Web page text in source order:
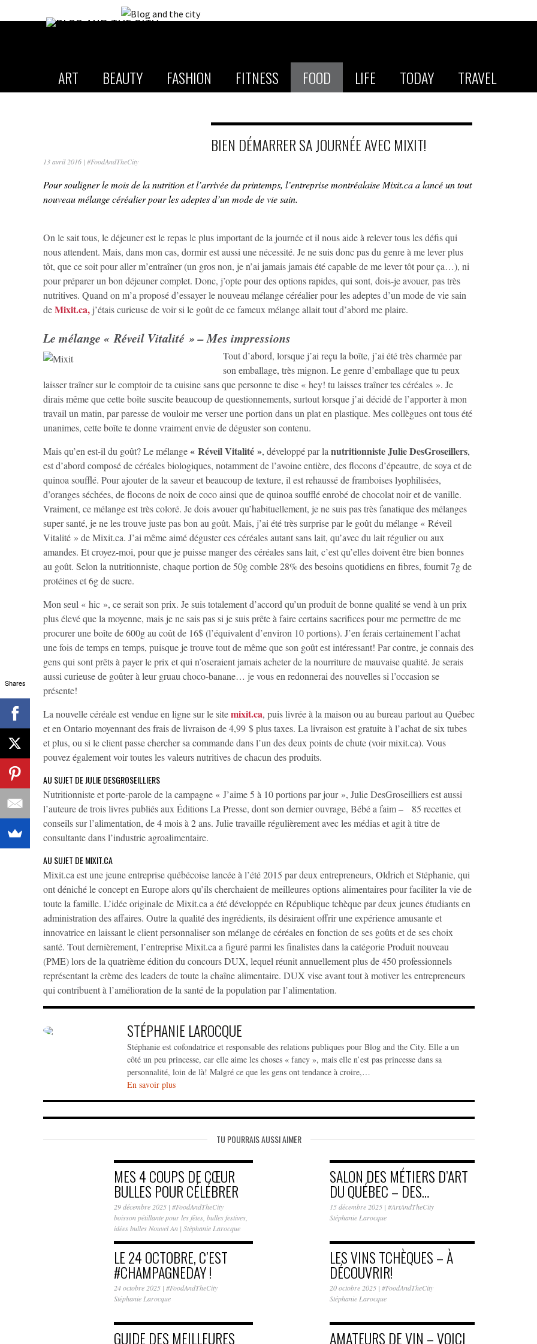
ART BEAUTY FASHION FITNESS FOOD LIFE TODAY TRAVEL
BIEN DÉMARRER SA JOURNÉE AVEC MIXIT!
13 avril 2016 | #FoodAndTheCity
Pour souligner le mois de la nutrition et l’arrivée du printemps, l’entreprise montréalaise Mixit.ca a lancé un tout
nouveau mélange céréalier pour les adeptes d’un mode de vie sain.
On le sait tous, le déjeuner est le repas le plus important de la journée et il nous aide à relever tous les défis qui
nous attendent. Mais, dans mon cas, dormir est aussi une nécessité. Je ne suis donc pas du genre à me lever plus
tôt, que ce soit pour aller m’entraîner (un gros non, je n’ai jamais jamais été capable de me lever tôt pour ça…), ni
pour préparer un bon déjeuner complet. Donc, j’opte pour des options rapides, qui sont, dois-je avouer, pas très
nutritives. Quand on m’a proposé d’essayer le nouveau mélange céréalier pour les adeptes d’un mode de vie sain
deMixit.ca, j’étais curieuse de voir si le goût de ce fameux mélange allait tout d’abord me plaire.
Le mélange « Réveil Vitalité » – Mes impressions
Tout d’abord, lorsque j’ai reçu la boîte, j’ai été très charmée par
son emballage, très mignon. Le genre d’emballage que tu peux
laisser traîner sur le comptoir de ta cuisine sans que personne te dise « hey! tu laisses traîner tes céréales ». Je
dirais même que cette boîte suscite beaucoup de questionnements, surtout lorsque j’ai décidé de l’apporter à mon
travail un matin, par paresse de vouloir me verser une portion dans un plat en plastique. Mes collègues ont tous été
unanimes, cette boîte te donne vraiment envie de déguster son contenu.
Mais qu’en est-il du goût? Le mélange« Réveil Vitalité », développé par la nutritionniste Julie DesGroseillers,
est d’abord composé de céréales biologiques, notamment de l’avoine entière, des flocons d’épeautre, de soya et de
quinoa soufflé. Pour ajouter de la saveur et beaucoup de texture, il est rehaussé de framboises lyophilisées,
d’oranges séchées, de flocons de noix de coco ainsi que de quinoa soufflé enrobé de chocolat noir et de vanille.
Vraiment, ce mélange est très coloré. Je dois avouer qu’habituellement, je ne suis pas très fanatique des mélanges
super santé, je ne les trouve juste pas bon au goût. Mais, j’ai été très surprise par le goût du mélange « Réveil
Vitalité » de Mixit.ca. J’ai même aimé déguster ces céréales autant sans lait, qu’avec du lait régulier ou aux
amandes. Et croyez-moi, pour que je puisse manger des céréales sans lait, c’est qu’elles doivent être bien bonnes
au goût. Selon la nutritionniste, chaque portion de 50g comble 28% des besoins quotidiens en fibres, fournit 7g de
protéines et 6g de sucre.
Mon seul « hic », ce serait son prix. Je suis totalement d’accord qu’un produit de bonne qualité se vend à un prix
plus élevé que la moyenne, mais je ne sais pas si je suis prête à faire certains sacrifices pour me permettre de me
procurer une boîte de 600g au coût de 16$ (l’équivalent d’environ 10 portions). J’en ferais certainement l’achat
une fois de temps en temps, puisque je trouve tout de même que son goût est intéressant! Par contre, je connais des
gens qui sont prêts à payer le prix et qui n’oseraient jamais acheter de la nourriture de mauvaise qualité. Je serais
aussi curieuse de goûter à leur gruau choco-banane… je vous en redonnerai des nouvelles si l’occasion se
présente!
La nouvelle céréale est vendue en ligne sur le sitemixit.ca, puis livrée à la maison ou au bureau partout au Québec
et en Ontario moyennant des frais de livraison de 4,99 $ plus taxes. La livraison est gratuite à l’achat de six tubes
et plus, ou si le client passe chercher sa commande dans l’un des deux points de chute (voir mixit.ca). Vous
pouvez également voir toutes les valeurs nutritives de chacun des produits.
AU SUJET DE JULIE DESGROSEILLIERS
Nutritionniste et porte-parole de la campagne « J’aime 5 à 10 portions par jour », Julie DesGroseilliers est aussi
l’auteure de trois livres publiés aux Éditions La Presse, dont son dernier ouvrage, Bébé a faim – 85 recettes et
conseils sur l’alimentation, de 4 mois à 2 ans. Julie travaille régulièrement avec les médias et agit à titre de
consultante dans l’industrie agroalimentaire.
AU SUJET DE MIXIT.CA
Mixit.ca est une jeune entreprise québécoise lancée à l’été 2015 par deux entrepreneurs, Oldrich et Stéphanie, qui
ont déniché le concept en Europe alors qu’ils cherchaient de meilleures options alimentaires pour faciliter la vie de
toute la famille. L’idée originale de Mixit.ca a été développée en République tchèque par deux jeunes étudiants en
administration des affaires. Outre la qualité des ingrédients, ils désiraient offrir une expérience amusante et
innovatrice en laissant le client personnaliser son mélange de céréales en fonction de ses goûts et de ses choix
santé. Tout dernièrement, l’entreprise Mixit.ca a figuré parmi les finalistes dans la catégorie Produit nouveau
(PME) lors de la quatrième édition du concours DUX, lequel réunit annuellement plus de 450 professionnels
représentant la crème des leaders de toute la chaîne alimentaire. DUX vise avant tout à motiver les entrepreneurs
qui contribuent à l’amélioration de la santé de la population par l’alimentation.
STÉPHANIE LAROCQUE
Stéphanie est cofondatrice et responsable des relations publiques pour Blog and the City. Elle a un
côté un peu princesse, car elle aime les choses « fancy », mais elle n’est pas princesse dans sa
personnalité, loin de là! Malgré ce que les gens ont tendance à croire,…
En savoir plus
TU POURRAIS AUSSI AIMER
MES 4 COUPS DE CŒUR
BULLES POUR CÉLÉBRER
LA NOUVELLE…
29 décembre 2025 | #FoodAndTheCity
boisson pétillante pour les fêtes bulles festives
idées bulles Nouvel An | Stéphanie Larocque
SALON DES MÉTIERS D’ART
DU QUÉBEC – DES…
15 décembre 2025 | #ArtAndTheCity
Stéphanie Larocque
LE 24 OCTOBRE, C’EST
#CHAMPAGNEDAY !
24 octobre 2025 | #FoodAndTheCity
Stéphanie Larocque
LES VINS TCHÈQUES – À
DÉCOUVRIR!
20 octobre 2025 | #FoodAndTheCity
Stéphanie Larocque
GUIDE DES MEILLEURES AMATEURS DE VIN – VOICI
Shares